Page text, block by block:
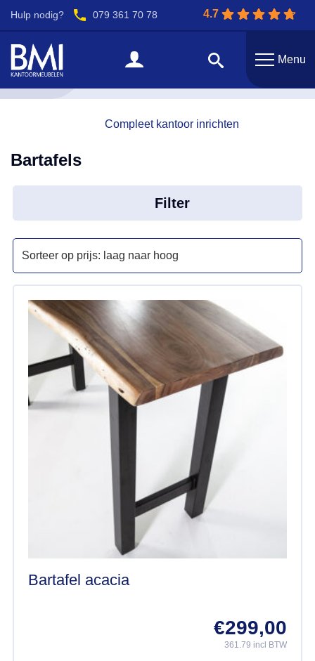
Hulp nodig? 079 361 70 78 4.7
Menu
Terug
Compleet kantoor inrichten
Bartafels
Filter
Bartafel acacia
€299,00
361.79 incl BTW